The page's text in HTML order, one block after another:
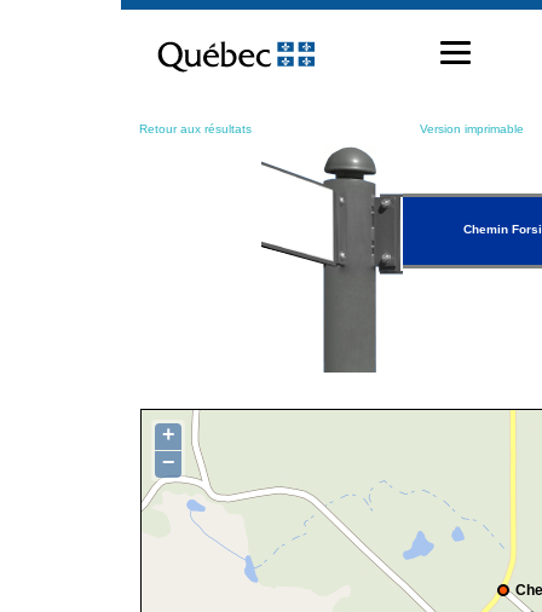
contenu
Retour aux résultats Version imprimable
Chemin
+
−